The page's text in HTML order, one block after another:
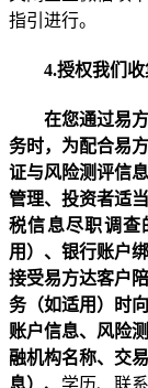
指引进行。
4.授权我们
在您通过易
务时， 为配合易
证与风险测评信
管理、投资者适
税信息尽职调查
用）、银行账户
接受易方达客户
务（如适用）时
账户信息、风险
融机构名称、交
息）、 学历、联